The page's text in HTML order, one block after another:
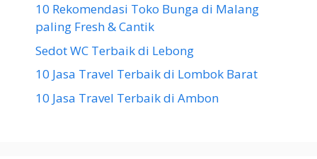
10 Rekomendasi Toko Bunga di Malang
paling Fresh & Cantik
Sedot WC Terbaik di Lebong
10 Jasa Travel Terbaik di Lombok Barat
10 Jasa Travel Terbaik di Ambon